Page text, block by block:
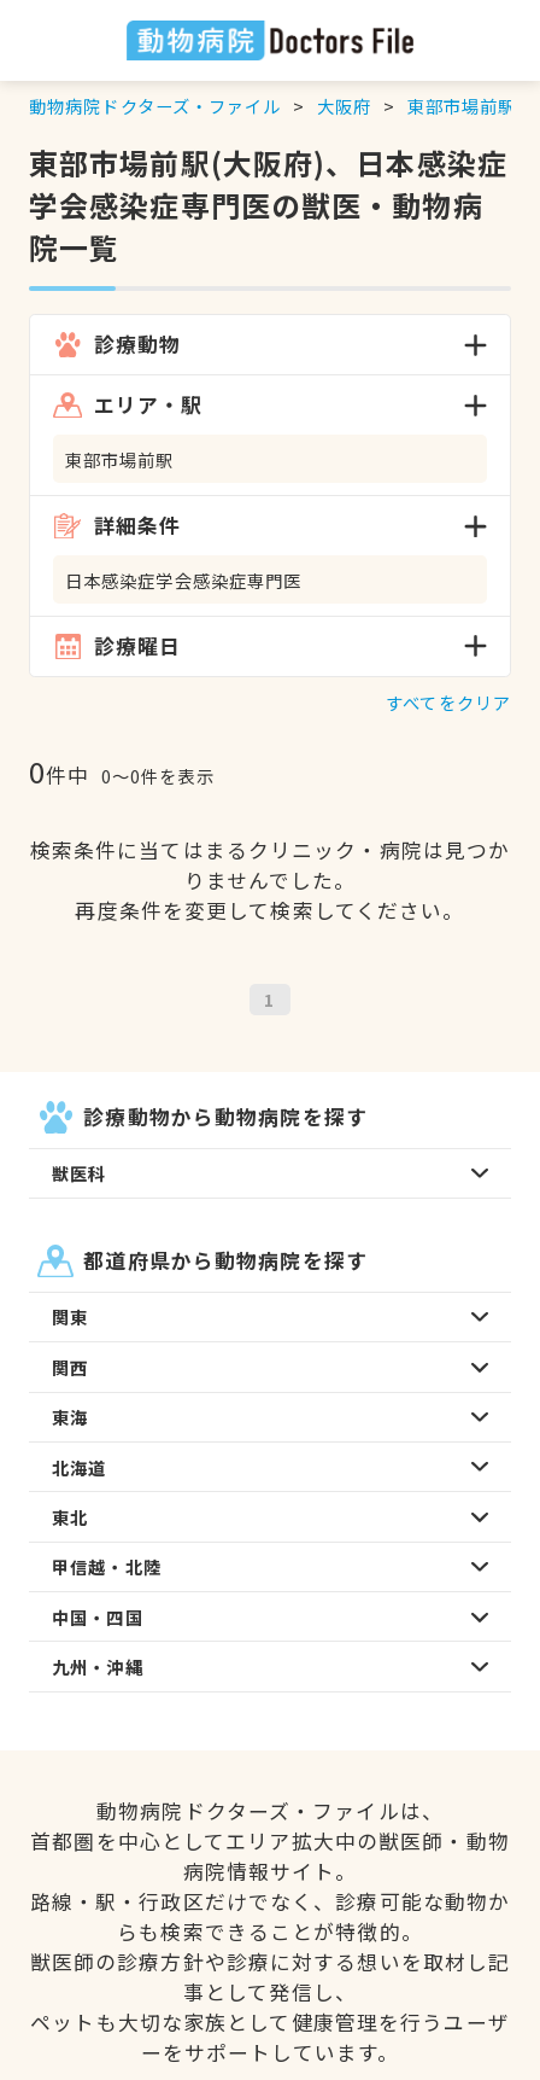
動物病院ドクターズ・ファイル 大阪府 東部市場前駅
東部市場前駅(大阪府)、日本感染症
学会感染症専門医の獣医・動物病
院一覧
診療動物
エリア・駅
東部市場前駅
詳細条件
日本感染症学会感染症専門医
診療曜日
すべてをクリア
0件中 0〜0件を表示
検索条件に当てはまるクリニック・病院は見つか
りませんでした。
再度条件を変更して検索してください。
1
診療動物から動物病院を探す
獣医科
都道府県から動物病院を探す
関東
関西
東海
北海道
東北
甲信越・北陸
中国・四国
九州・沖縄
動物病院ドクターズ・ファイルは、
首都圏を中心としてエリア拡大中の獣医師・動物
病院情報サイト。
路線・駅・行政区だけでなく、診療可能な動物か
らも検索できることが特徴的。
獣医師の診療方針や診療に対する想いを取材し記
事として発信し、
ペットも大切な家族として健康管理を行うユーザ
ーをサポートしています。